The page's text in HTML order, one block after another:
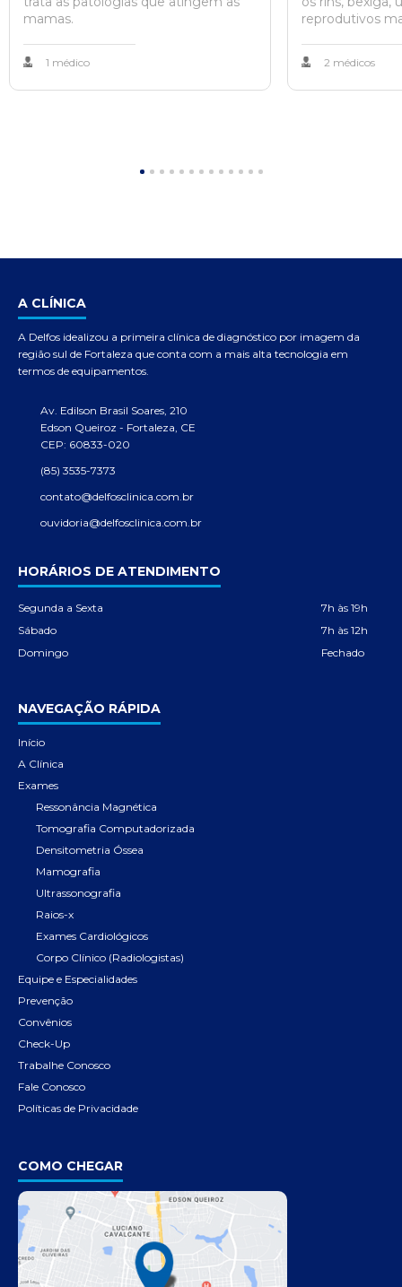
mamas.
1 médico
reprodutivos
2 médicos
A CLÍNICA
A Delfos idealizou a primeira clínica de diagnóstico por imagem da
região sul de Fortaleza que conta com a mais alta tecnologia em
termos de equipamentos.
Av. Edilson Brasil Soares, 210
Edson Queiroz - Fortaleza, CE
CEP: 60833-020
(85) 3535-7373
contato@delfosclinica.com.br
ouvidoria@delfosclinica.com.br
HORÁRIOS DE ATENDIMENTO
Segunda a Sexta
7h às 19h
Sábado
7h às 12h
Domingo
Fechado
NAVEGAÇÃO RÁPIDA
Início
A Clínica
Exames
Ressonância Magnética
Tomografia Computadorizada
Densitometria Óssea
Mamografia
Ultrassonografia
Raios-x
Exames Cardiológicos
Corpo Clínico (Radiologistas)
Equipe e Especialidades
Prevenção
Convênios
Check-Up
Trabalhe Conosco
Fale Conosco
Políticas de Privacidade
COMO CHEGAR